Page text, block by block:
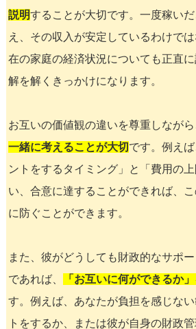
説明することが大切です。一度稼い
え、その収入が安定しているわけで
在の家庭の経済状況についても正直
解を解くきっかけになります。
お互いの価値観の違いを尊重しながら
一緒に考えることが大切 です。例え
ントをするタイミング」と「費用の
い、合意に達することができれば、
に防ぐことができます。
また、彼がどうしても財政的なサポ
であれば、
「お互いに何ができるか
す。例えば、あなたが負担を感じな
トをするか、または彼が自身の財政